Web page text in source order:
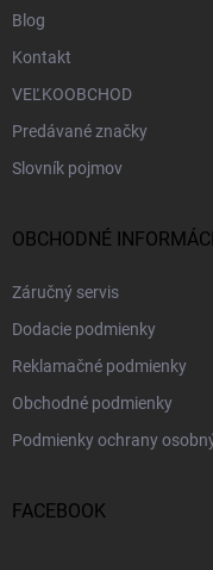
Blog
Kontakt
VEĽKOOBCHOD
Predávané značky
Slovník pojmov
OBCHODNÉ
Záručný servis
Dodacie podmienky
Reklamačné podmienky
Obchodné podmienky
Podmienky ochrany
FACEBOOK